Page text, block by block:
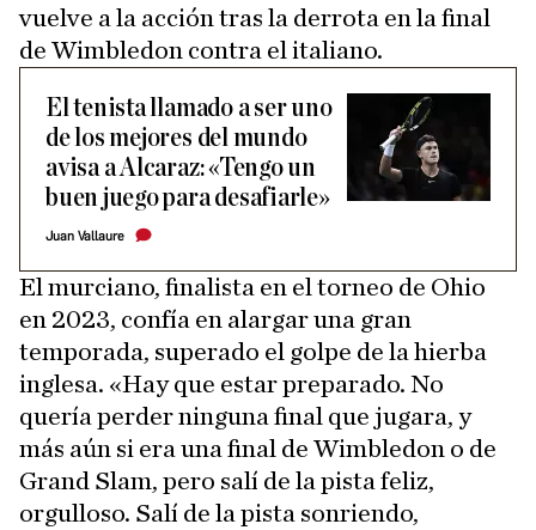
vuelve a la acción tras la derrota en la final
de Wimbledon contra el italiano.
El tenista llamado a ser uno
de los mejores del mundo
avisa a Alcaraz: «Tengo un
buen juego para desafiarle»
Juan Vallaure
El murciano, finalista en el torneo de Ohio
en 2023, confía en alargar una gran
temporada, superado el golpe de la hierba
inglesa. «Hay que estar preparado. No
quería perder ninguna final que jugara, y
más aún si era una final de Wimbledon o de
Grand Slam, pero salí de la pista feliz,
orgulloso. Salí de la pista sonriendo,